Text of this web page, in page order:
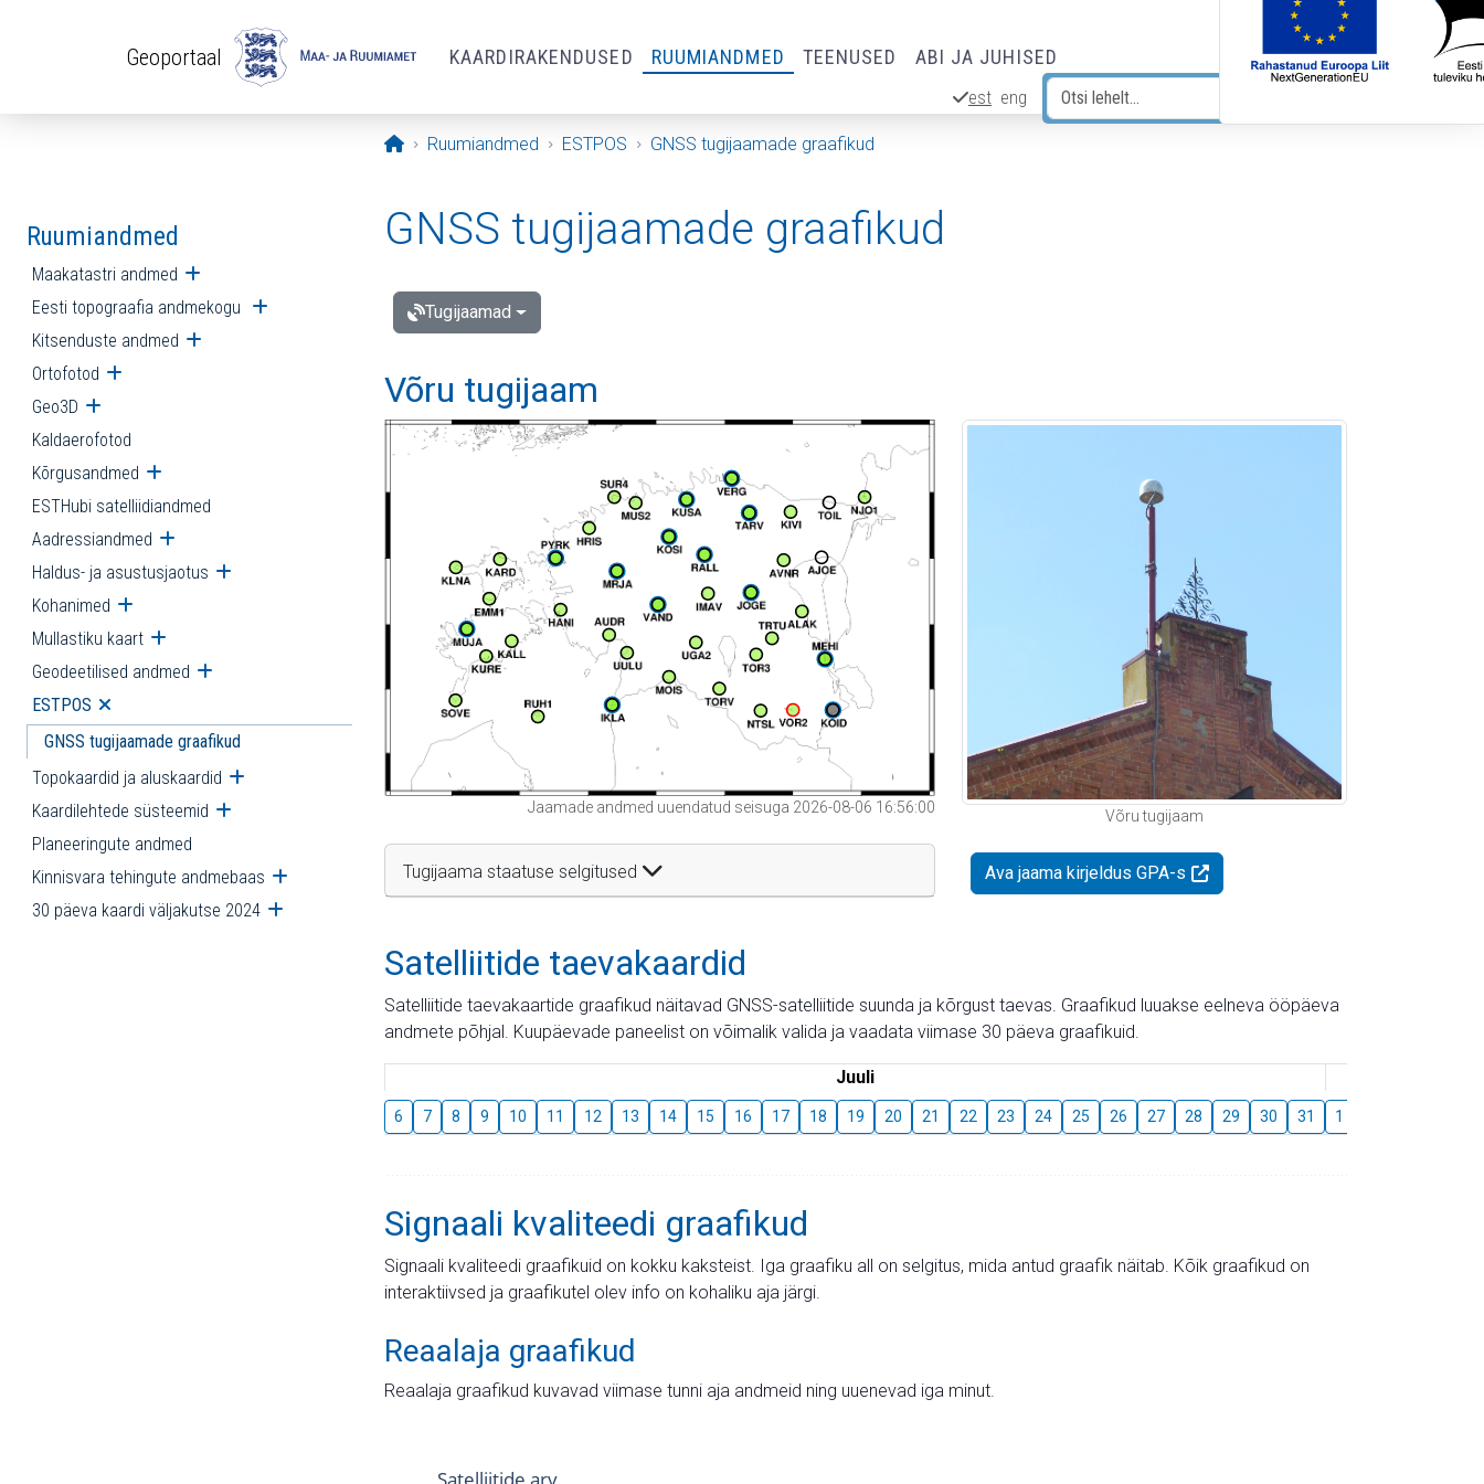
Geoportaal KAARDIRAKENDUSED RUUMIANDMED TEENUSED ABI JA JUHISED
est eng
Avaleht
Ruumiandmed ESTPOS GNSS tugijaamade graafikud
Ruumiandmed
Maakatastri andmed Ava alammenüü
Eesti topograafia andmekogu Ava alammenüü
Kitsenduste andmed Ava alammenüü
Ortofotod Ava alammenüü
Geo3D Ava alammenüü
Kaldaerofotod
Kõrgusandmed Ava alammenüü
ESTHubi satelliidiandmed
Aadressiandmed Ava alammenüü
Haldus- ja asustusjaotus Ava alammenüü
Kohanimed Ava alammenüü
Mullastiku kaart Ava alammenüü
Geodeetilised andmed Ava alammenüü
ESTPOS Ava alammenüü
GNSS tugijaamade graafikud
Topokaardid ja aluskaardid Ava alammenüü
Kaardilehtede süsteemid Ava alammenüü
Planeeringute andmed
Kinnisvara tehingute andmebaas Ava alammenüü
30 päeva kaardi väljakutse 2024 Ava alammenüü
GNSS tugijaamade graafikud
Tugijaamad
Võru tugijaam
Jaamade andmed uuendatud seisuga 2026-08-06 16:56:00
Tugijaama staatuse selgitused
Võru tugijaam
Ava jaama kirjeldus GPA-s
Satelliitide taevakaardid
Satelliitide taevakaartide graafikud näitavad GNSS-satelliitide suunda ja kõrgust taevas. Graafikud luuakse eelneva ööpäeva
andmete põhjal. Kuupäevade paneelist on võimalik valida ja vaadata viimase 30 päeva graafikuid.
Juuli
6 7 8 9 10 11 12 13 14 15 16 17 18 19 20 21 22 23 24 25 26 27 28 29 30 31 1
Signaali kvaliteedi graafikud
Signaali kvaliteedi graafikuid on kokku kaksteist. Iga graafiku all on selgitus, mida antud graafik näitab. Kõik graafikud on
interaktiivsed ja graafikutel olev info on kohaliku aja järgi.
Reaalaja graafikud
Reaalaja graafikud kuvavad viimase tunni aja andmeid ning uuenevad iga minut.